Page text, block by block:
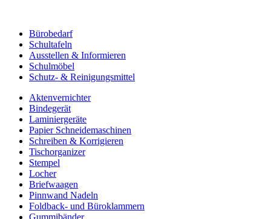
Bürobedarf
Schultafeln
Ausstellen & Informieren
Schulmöbel
Schutz- & Reinigungsmittel
Aktenvernichter
Bindegerät
Laminiergeräte
Papier Schneidemaschinen
Schreiben & Korrigieren
Tischorganizer
Stempel
Locher
Briefwaagen
Pinnwand Nadeln
Foldback- und Büroklammern
Gummibänder